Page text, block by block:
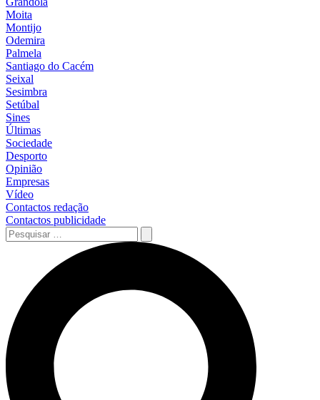
Moita
Montijo
Odemira
Palmela
Santiago do Cacém
Seixal
Sesimbra
Setúbal
Sines
Últimas
Sociedade
Desporto
Opinião
Empresas
Vídeo
Contactos redação
Contactos publicidade
Pesquisar
…